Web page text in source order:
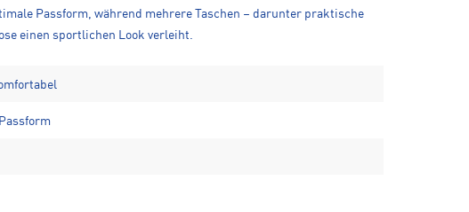
Passform, während mehrere Taschen – darunter praktische
einen sportlichen Look verleiht.